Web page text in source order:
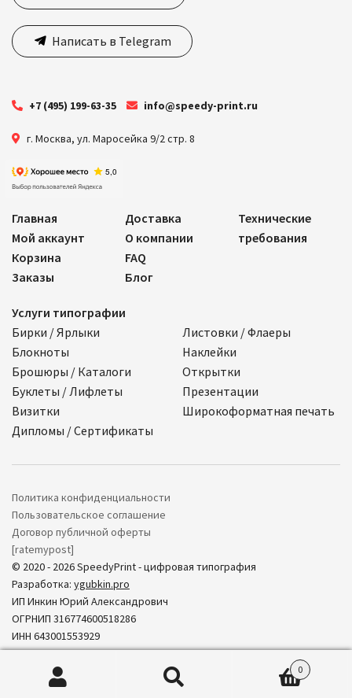
Написать в Telegram
+7 (495) 199-63-35 info@speedy-print.ru
г. Москва, ул. Маросейка 9/2 стр. 8
Главная
Мой аккаунт
Корзина
Заказы
Доставка
О компании
FAQ
Блог
Технические
требования
Услуги типографии
Бирки / Ярлыки
Блокноты
Брошюры / Каталоги
Буклеты / Лифлеты
Визитки
Дипломы / Сертификаты
Листовки / Флаеры
Наклейки
Открытки
Презентации
Широкоформатная печать
© 2020 - 2026 SpeedyPrint - цифровая типография
Разработка: ygubkin.pro
ИП Инкин Юрий Александрович
ОГРНИП 316774600518286
ИНН 643001553929
Политика конфиденциальности
Пользовательское соглашение
Договор публичной оферты
[ratemypost]
0